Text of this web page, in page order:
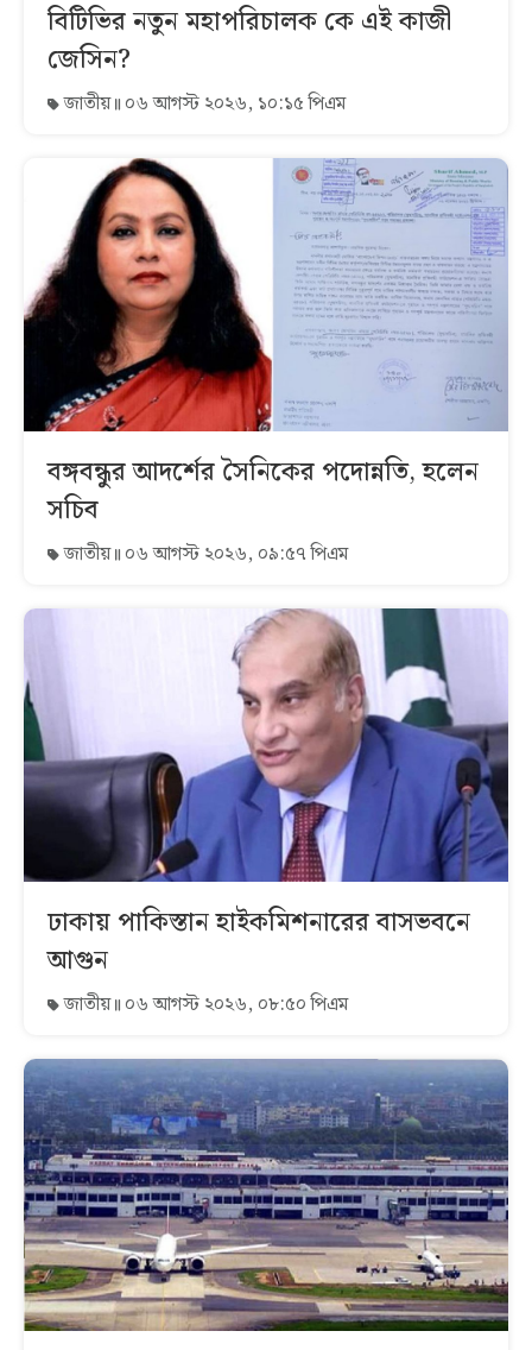
বিটিভির নতুন মহাপরিচালক কে এই কাজী
জেসিন?
জাতীয় ০৬ আগস্ট ২০২৬, ১০:১৫ পিএম
বঙ্গবন্ধুর আদর্শের সৈনিকের পদোন্নতি, হলেন
সচিব
জাতীয় ০৬ আগস্ট ২০২৬, ০৯:৫৭ পিএম
ঢাকায় পাকিস্তান হাইকমিশনারের বাসভবনে
আগুন
জাতীয় ০৬ আগস্ট ২০২৬, ০৮:৫০ পিএম